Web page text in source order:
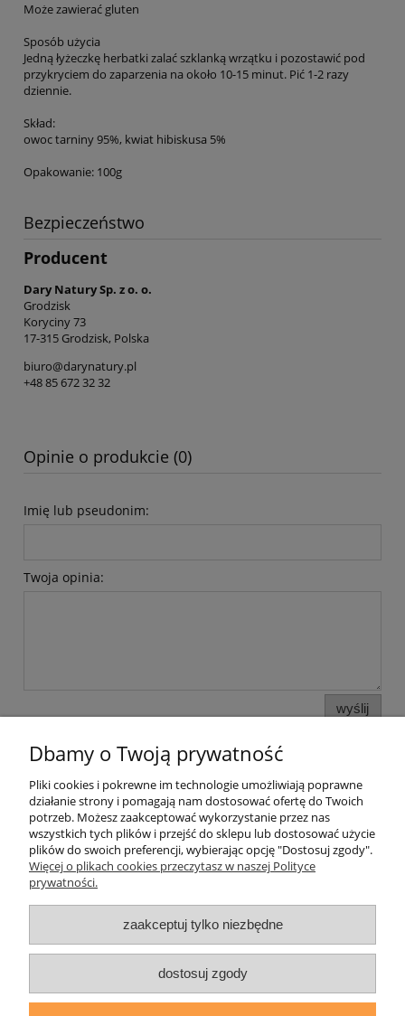
Może zawierać gluten
Sposób użycia
Jedną łyżeczkę herbatki zalać szklanką wrzątku i pozostawić pod
przykryciem do zaparzenia na około 10-15 minut. Pić 1-2 razy
dziennie.
Skład:
owoc tarniny 95%, kwiat hibiskusa 5%
Opakowanie: 100g
Bezpieczeństwo
Producent
Dary Natury Sp. z o. o.
Grodzisk
Koryciny 73
17-315 Grodzisk, Polska
biuro@darynatury.pl
+48 85 672 32 32
Opinie o produkcie (0)
Imię lub pseudonim:
Twoja opinia:
wyślij
Pomoc
Moje konto
Informacje
O nas
Dbamy o Twoją prywatność
Pliki cookies i pokrewne im technologie umożliwiają poprawne
działanie strony i pomagają nam dostosować ofertę do Twoich
potrzeb. Możesz zaakceptować wykorzystanie przez nas
wszystkich tych plików i przejść do sklepu lub dostosować użycie
plików do swoich preferencji, wybierając opcję "Dostosuj zgody".
Więcej o plikach cookies przeczytasz w naszej Polityce
prywatności.
zaakceptuj tylko niezbędne
dostosuj zgody